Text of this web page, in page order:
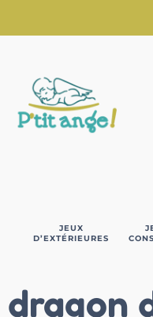
JEUX
D’EXTÉRIEURES